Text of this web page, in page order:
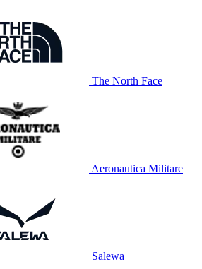
The North Face
Aeronautica Militare
Salewa